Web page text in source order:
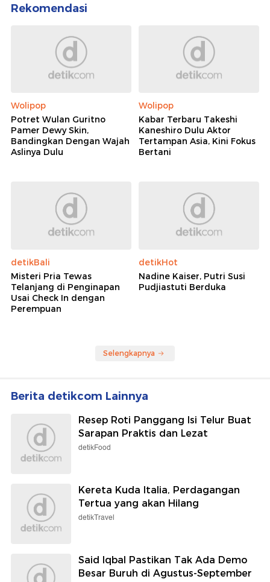
Rekomendasi
Wolipop
Potret Wulan Guritno
Pamer Dewy Skin,
Bandingkan Dengan Wajah
Aslinya Dulu
Wolipop
Kabar Terbaru Takeshi
Kaneshiro Dulu Aktor
Tertampan Asia, Kini Fokus
Bertani
detikBali
Misteri Pria Tewas
Telanjang di Penginapan
Usai Check In dengan
Perempuan
detikHot
Nadine Kaiser, Putri Susi
Pudjiastuti Berduka
Selengkapnya
Berita detikcom Lainnya
Resep Roti Panggang Isi Telur Buat
Sarapan Praktis dan Lezat
detikFood
Kereta Kuda Italia, Perdagangan
Tertua yang akan Hilang
detikTravel
Said Iqbal Pastikan Tak Ada Demo
Besar Buruh di Agustus-September